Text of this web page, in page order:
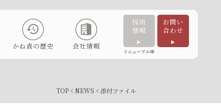
かね貞の歴史 会社情報
採用
情報
リニューアル中
お問い
合わせ
TOP < NEWS < 添付ファイル